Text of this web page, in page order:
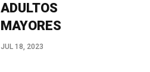
ADULTOS
MAYORES
JUL 18, 2023